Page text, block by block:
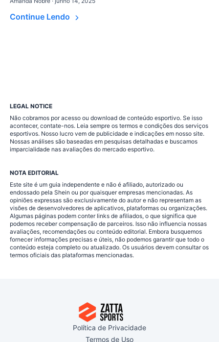
Continue Lendo
LEGAL NOTICE
Não cobramos por acesso ou download de conteúdo esportivo. Se isso
acontecer, contate-nos. Leia sempre os termos e condições dos serviços
esportivos. Nosso lucro vem de publicidade e indicações em nosso site.
Nossas análises são baseadas em pesquisas detalhadas e buscamos
imparcialidade nas avaliações do mercado esportivo.
NOTA EDITORIAL
Este site é um guia independente e não é afiliado, autorizado ou
endossado pela Shein ou por quaisquer empresas mencionadas. As
opiniões expressas são exclusivamente do autor e não representam as
visões de desenvolvedores de aplicativos, plataformas ou organizações.
Algumas páginas podem conter links de afiliados, o que significa que
podemos receber compensação de parceiros. Isso não influencia nossas
avaliações, recomendações ou conteúdo editorial. Embora busquemos
fornecer informações precisas e úteis, não podemos garantir que todo o
conteúdo esteja completo ou atualizado. Os usuários devem consultar os
termos oficiais das plataformas mencionadas.
Política de Privacidade
Termos de Uso